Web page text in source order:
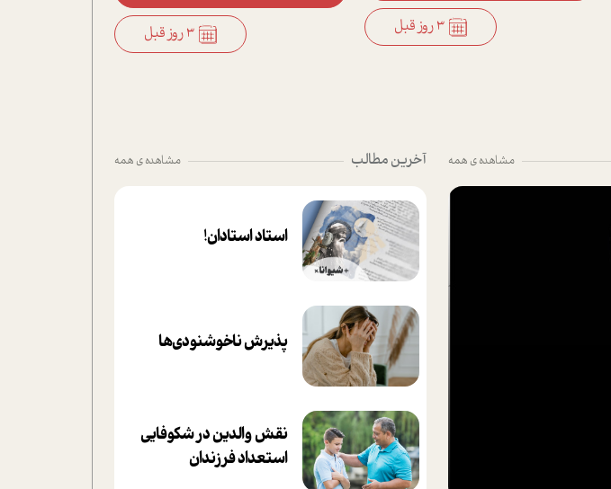
3 روز قبل 3 روز قبل
مشاهده ی همه آخرین مطالب مشاهده ی همه
استاد استادان!
پذیرش ناخوشنودی‌ها
نقش والدین در شکوفا‌یی
ا‌ستعداد فرزندان‌